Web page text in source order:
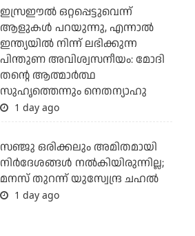
ഇസ്രഈല്‍ ഒറ്റപ്പെട്ടുവെന്ന്
ആളുകള്‍ പറയുന്നു, എന്നാല്‍
ഇന്ത്യയില്‍ നിന്ന് ലഭിക്കുന്ന
പിന്തുണ അവിശ്വസനീയം: മോദി
തന്റെ ആത്മാര്‍ത്ഥ
സുഹൃത്തെന്നും നെതന്യാഹു
1 day ago
സഞ്ജു ഒരിക്കലും അമിതമായി
നിര്‍ദേശങ്ങള്‍ നല്‍കിയിരുന്നില്ല;
മനസ് തുറന്ന് യുസ്വേന്ദ്ര ചഹല്‍
1 day ago